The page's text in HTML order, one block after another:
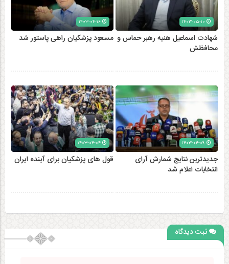
شهادت اسماعیل هنیه رهبر حماس و
محافظش
مسعود پزشکیان راهی پاستور شد
جدیدترین نتایج شمارش آرای
انتخابات اعلام شد
قول های پزشکیان برای آینده ایران
ثبت دیدگاه